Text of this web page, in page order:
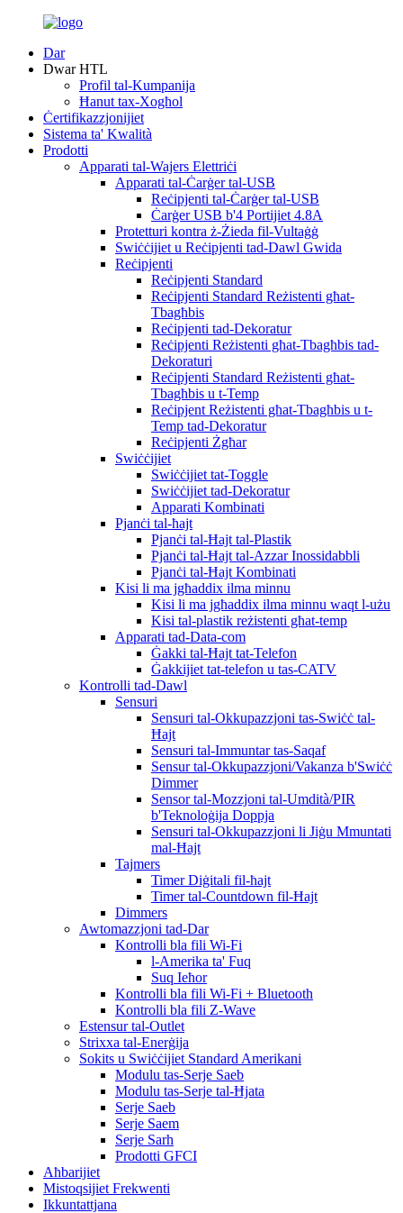
Dar
Dwar HTL
Profil tal-Kumpanija
Ħanut tax-Xogħol
Ċertifikazzjonijiet
Sistema ta' Kwalità
Prodotti
Apparati tal-Wajers Elettriċi
Apparati tal-Ċarġer tal-USB
Reċipjenti tal-Ċarġer tal-USB
Ċarġer USB b'4 Portijiet 4.8A
Protetturi kontra ż-Żieda fil-Vultaġġ
Swiċċijiet u Reċipjenti tad-Dawl Gwida
Reċipjenti
Reċipjenti Standard
Reċipjenti Standard Reżistenti għat-
Tbagħbis
Reċipjenti tad-Dekoratur
Reċipjenti Reżistenti għat-Tbagħbis tad-
Dekoraturi
Reċipjenti Standard Reżistenti għat-
Tbagħbis u t-Temp
Reċipjent Reżistenti għat-Tbagħbis u t-
Temp tad-Dekoratur
Reċipjenti Żgħar
Swiċċijiet
Swiċċijiet tat-Toggle
Swiċċijiet tad-Dekoratur
Apparati Kombinati
Pjanċi tal-ħajt
Pjanċi tal-Ħajt tal-Plastik
Pjanċi tal-Ħajt tal-Azzar Inossidabbli
Pjanċi tal-Ħajt Kombinati
Kisi li ma jgħaddix ilma minnu
Kisi li ma jgħaddix ilma minnu waqt l-użu
Kisi tal-plastik reżistenti għat-temp
Apparati tad-Data-com
Ġakki tal-Ħajt tat-Telefon
Ġakkijiet tat-telefon u tas-CATV
Kontrolli tad-Dawl
Sensuri
Sensuri tal-Okkupazzjoni tas-Swiċċ tal-
Ħajt
Sensuri tal-Immuntar tas-Saqaf
Sensur tal-Okkupazzjoni/Vakanza b'Swiċċ
Dimmer
Sensor tal-Mozzjoni tal-Umdità/PIR
b'Teknoloġija Doppja
Sensuri tal-Okkupazzjoni li Jiġu Mmuntati
mal-Ħajt
Tajmers
Timer Diġitali fil-ħajt
Timer tal-Countdown fil-Ħajt
Dimmers
Awtomazzjoni tad-Dar
Kontrolli bla fili Wi-Fi
l-Amerika ta' Fuq
Suq Ieħor
Kontrolli bla fili Wi-Fi + Bluetooth
Kontrolli bla fili Z-Wave
Estensur tal-Outlet
Strixxa tal-Enerġija
Sokits u Swiċċijiet Standard Amerikani
Modulu tas-Serje Saeb
Modulu tas-Serje tal-Ħjata
Serje Saeb
Serje Saem
Serje Sarh
Prodotti GFCI
Aħbarijiet
Mistoqsijiet Frekwenti
Ikkuntattjana